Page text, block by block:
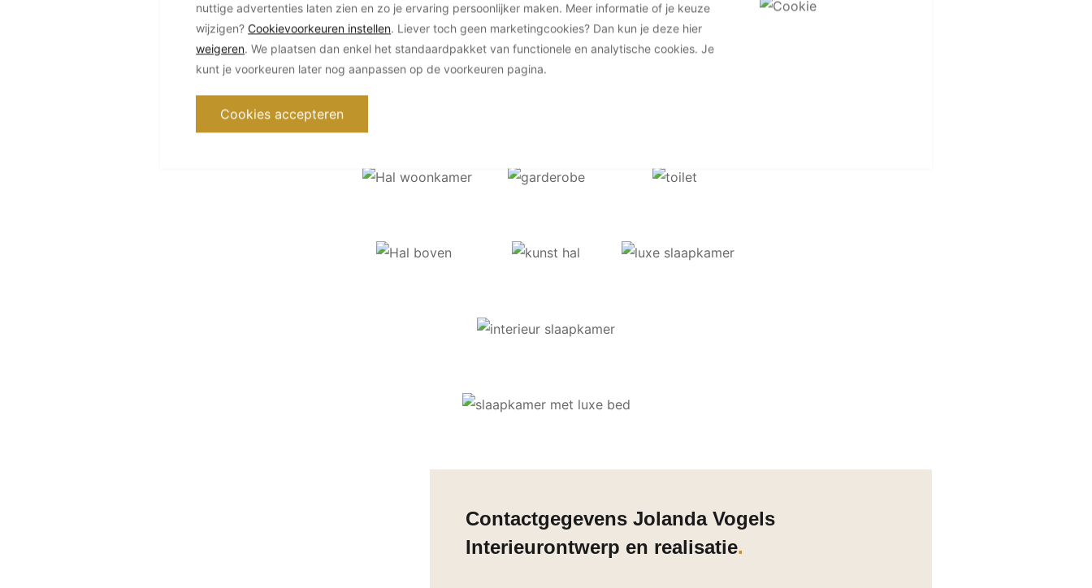
Contactgegevens Jolanda Vogels
Interieurontwerp en realisatie
nuttige advertenties laten zien en zo je ervaring persoonlijker maken. Meer informatie of je keuze
wijzigen? Cookievoorkeuren instellen. Liever toch geen marketingcookies? Dan kun je deze hier
weigeren. We plaatsen dan enkel het standaardpakket van functionele en analytische cookies. Je
kunt je voorkeuren later nog aanpassen op de voorkeuren pagina.
Cookies accepteren